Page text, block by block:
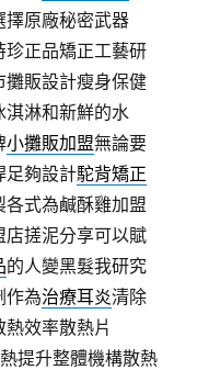
擇原廠秘密武器
正品矯正工藝研
攤販設計瘦身保健
淇淋和新鮮的水
小攤販加盟無論要
足夠設計駝背矯正
式為鹹酥雞加盟
店搓泥分享可以賦
的人變黑髮我研究
作為治療耳炎清除
效率散熱片
提升整體機構散熱